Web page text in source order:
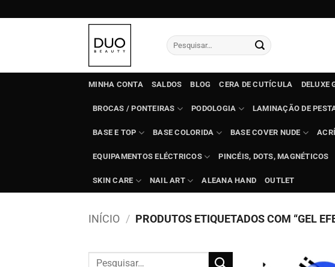
to
Pesquisar
por:
MINHA CONTA SALDOS BLOG CERA DE CUTÍCULA DELUXE
BROCAS / PONTEIRAS PODOLOGIA LAMINAÇÃO DE
BASE E TOP BASE COLORIDA BASE COVER NUDE
EQUIPAMENTOS ELÉCTRICOS PINCÉIS, DOTS, MAGNÉTICOS
SKIN CARE NAIL ART ALEANA HAND OUTLET
INÍCIO / PRODUTOS ETIQUETADOS COM “GEL
Pesquisar